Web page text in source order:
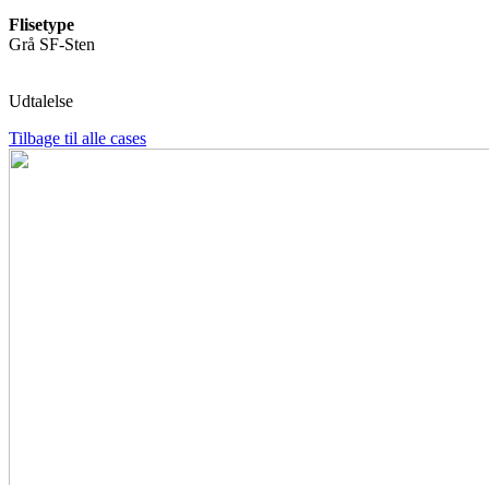
Flisetype
Grå SF-Sten
Udtalelse
Tilbage til alle cases